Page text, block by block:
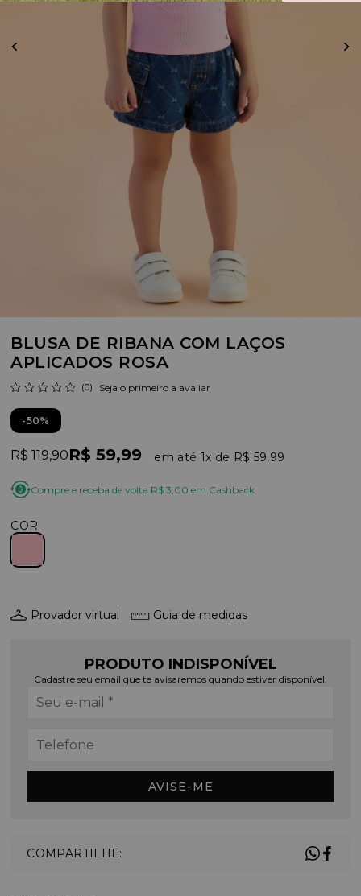
BLUSA DE RIBANA COM LAÇOS
APLICADOS ROSA
(0) Seja o primeiro a avaliar
50%
R$ 119,90R$ 59,99 1x R$ 59,99
Compre e receba de volta R$ 3,00 em Cashback
COR
Provador virtual Guia de medidas
PRODUTO INDISPONÍVEL
Cadastre seu email que te avisaremos quando estiver disponível:
AVISE-ME
COMPARTILHE: